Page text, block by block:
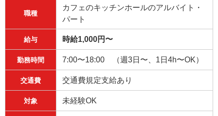
職種
カフェのキッチンホールのアルバイト・
パート
給与 時給1,000円〜
勤務時間 7:00〜18:00 （週3日〜、1日4h〜OK）
交通費 交通費規定支給あり
対象 未経験OK